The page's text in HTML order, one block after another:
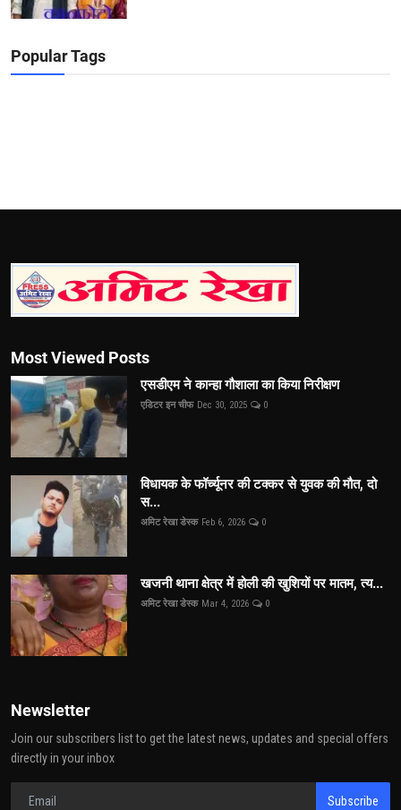
Popular Tags
Most Viewed Posts
एसडीएम ने कान्हा गौशाला का किया निरीक्षण
एडिटर इन चीफ Dec 30, 2025 0
विधायक के फॉर्च्यूनर की टक्कर से युवक की मौत, दो
स...
अमिट रेखा डेस्क Feb 6, 2026 0
खजनी थाना क्षेत्र में होली की खुशियों पर मातम, त्य...
अमिट रेखा डेस्क Mar 4, 2026 0
Newsletter
Join our subscribers list to get the latest news, updates and special offers
directly in your inbox
Subscribe